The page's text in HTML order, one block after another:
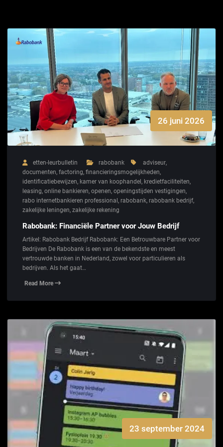
26 juni 2026
etten-leurbulletin rabobank adviseur,
documenten, factoring, financieringsmogelijkheden,
identificatiebewijzen, kamer van koophandel , kredietfaciliteiten,
leasing, online bankieren, openen, openingstijden vestigingen,
rabo internetbankieren professional , rabobank, rabobank bedrijf,
zakelijke leningen, zakelijke rekening
Rabobank: Financiële Partner voor Jouw Bedrijf
Artikel: Rabobank Bedrijf Rabobank: Een Betrouwbare Partner voor
Bedrijven De Rabobank is een van de bekendste en meest
vertrouwde banken in Nederland, zowel voor particulieren als
bedrijven. Als het gaat…
Read More
23 september 2024